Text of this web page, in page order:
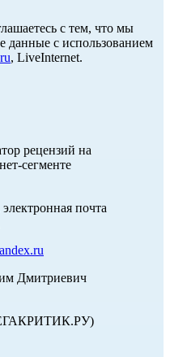
с тем, что мы
данные с использованием
, LiveInternet.
рецензий на
сегменте
почта
Дмитриевич